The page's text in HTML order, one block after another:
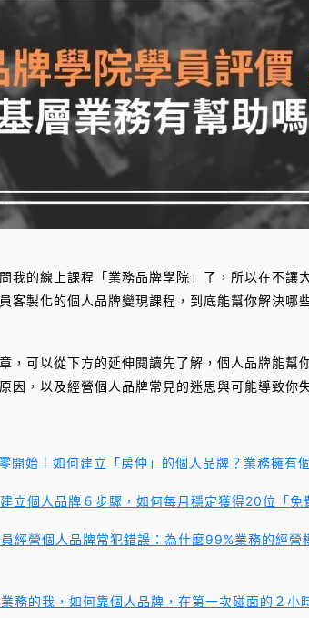
我的線上課程「業務品牌學院」了，所以在不讓
客製化的個人品牌變現課程，到底能幫你解決哪
，可以從下方的延伸閱讀先了解，個人品牌能幫
因，以及經營個人品牌常見的迷思與可能導致你
開始｜如何建立「房仲」的個人品牌？業務擁有
立個人品牌６步驟，如何每月穩定獲得20位「免
員經營個人品牌常犯錯誤：為什麼99%業務的經營
業務的我，如何靠個人品牌，在第一次碰面的２小